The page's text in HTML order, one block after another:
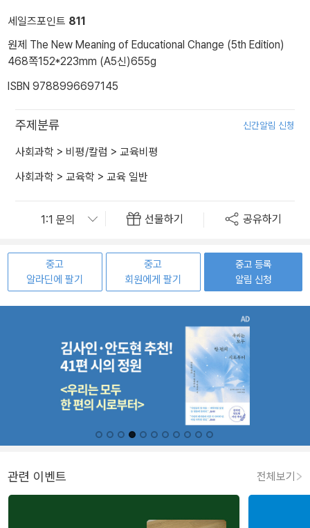
세일즈포인트 811
원제 The New Meaning of Educational Change (5th Edition)
468쪽152*223mm (A5신)655g
ISBN 9788996697145
주제분류 신간알림 신청
사회과학 > 비평/칼럼 > 교육비평
사회과학 > 교육학 > 교육 일반
선물하기 공유하기
중고
알라딘에 팔기
중고
회원에게 팔기
중고 등록
알림 신청
관련 이벤트 전체보기